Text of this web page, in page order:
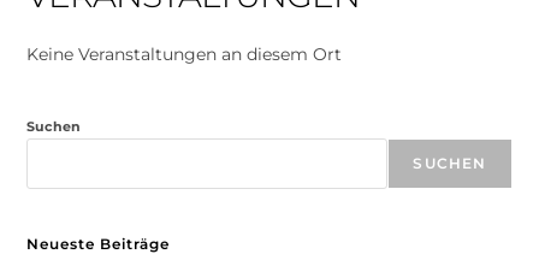
Keine Veranstaltungen an diesem Ort
Suchen
SUCHEN
Neueste Beiträge